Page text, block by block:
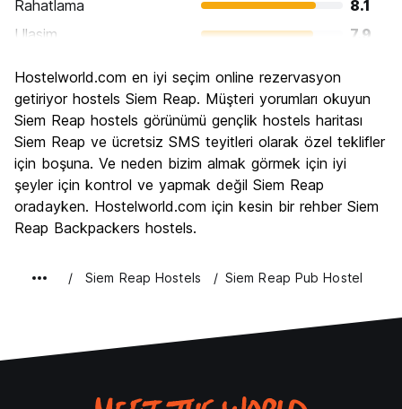
Rahatlama
8.1
Ulasim
7.9
Kültür
9.3
Gece hayatı
8.2
Ekonomik
8.4
Hostelworld.com en iyi seçim online rezervasyon
getiriyor hostels Siem Reap. Müşteri yorumları okuyun
Siem Reap hostels görünümü gençlik hostels haritası
Siem Reap ve ücretsiz SMS teyitleri olarak özel teklifler
için boşuna. Ve neden bizim almak görmek için iyi
şeyler için kontrol ve yapmak değil Siem Reap
oradayken. Hostelworld.com için kesin bir rehber Siem
Reap Backpackers hostels.
Siem Reap Hostels Siem Reap Pub Hostel